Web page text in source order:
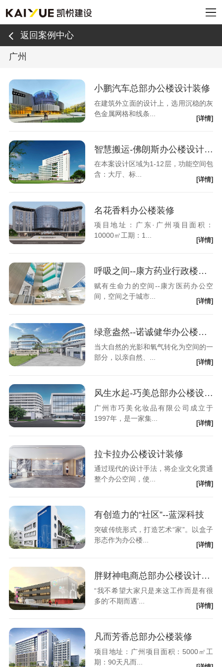
返回案例中心
广州
小鹏汽车总部办公楼设计装修
在建筑外立面的设计上，选用沉稳的灰
色金属网格和线条...
[详情]
智慧搬运-佛朗斯办公楼设计装修
在本案设计区域为1-12层，功能空间包
含：大厅、标...
[详情]
名花香料办公楼装修
项目地址：广东·广州项目面积：
10000㎡工期：1...
[详情]
呼吸之间--康方药业行政楼设计装修
赋有生命力的空间--康方医药办公空
间，空间之于城市...
[详情]
绿意盎然--诺诚健华办公楼设计装修
当大自然的光影和氧气转化为空间的一
部分，以亲自然、...
[详情]
风生水起-巧美总部办公楼设计装修
广州市巧美化妆品有限公司成立于
1997年，是一家集...
[详情]
拉卡拉办公楼设计装修
通过现代的设计手法，将企业文化贯通
整个办公空间，使...
[详情]
有创造力的“社区”--蓝深科技
突破传统形式，打造艺术“家”。以盒子
形态作为办公楼...
[详情]
胖财神电商总部办公楼设计装修
“我不希望大家只是来这工作而是有很
多的‘不期而遇’...
[详情]
凡而芳香总部办公楼装修
项目地址：广州项目面积：5000㎡工
期：90天凡而...